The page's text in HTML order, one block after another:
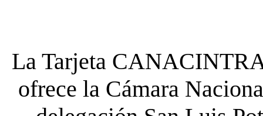
La Tarjeta
ofrece la Cámara